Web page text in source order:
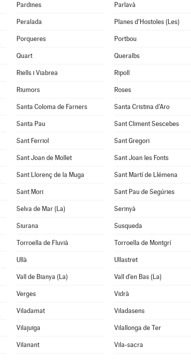
Pardines Parlavà
Peralada Planes d'Hostoles (Les)
Porqueres Portbou
Quart Queralbs
Riells i Viabrea Ripoll
Riumors Roses
Santa Coloma de Farners Santa Cristina d'Aro
Santa Pau Sant Climent Sescebes
Sant Ferriol Sant Gregori
Sant Joan de Mollet Sant Joan les Fonts
Sant Llorenç de la Muga Sant Martí de Llémena
Sant Mori Sant Pau de Segúries
Selva de Mar (La) Serinyà
Siurana Susqueda
Torroella de Fluvià Torroella de Montgrí
Ullà Ullastret
Vall de Bianya (La) Vall d'en Bas (La)
Verges Vidrà
Viladamat Viladasens
Vilajuïga Vilallonga de Ter
Vilanant Vila-sacra